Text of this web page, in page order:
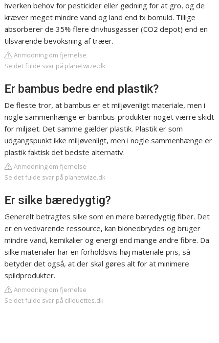
hverken behov for pesticider eller gødning for at gro, og de
kræver meget mindre vand og land end fx bomuld. Tillige
absorberer de 35% flere drivhusgasser (CO2 depot) end en
tilsvarende bevoksning af træer.
Anmodning om fjernelse
Se det fulde svar på planetwize.dk
Er bambus bedre end plastik?
De fleste tror, at bambus er et miljøvenligt materiale, men i
nogle sammenhænge er bambus-produkter noget værre skidt
for miljøet. Det samme gælder plastik. Plastik er som
udgangspunkt ikke miljøvenligt, men i nogle sammenhænge er
plastik faktisk det bedste alternativ.
Anmodning om fjernelse
Se det fulde svar på planetwize.dk
Er silke bæredygtig?
Generelt betragtes silke som en mere bæredygtig fiber. Det
er en vedvarende ressource, kan bionedbrydes og bruger
mindre vand, kemikalier og energi end mange andre fibre. Da
silke materialer har en forholdsvis høj materiale pris, så
betyder det også, at der skal gøres alt for at minimere
spildprodukter.
Anmodning om fjernelse
Se det fulde svar på cillouettes.dk